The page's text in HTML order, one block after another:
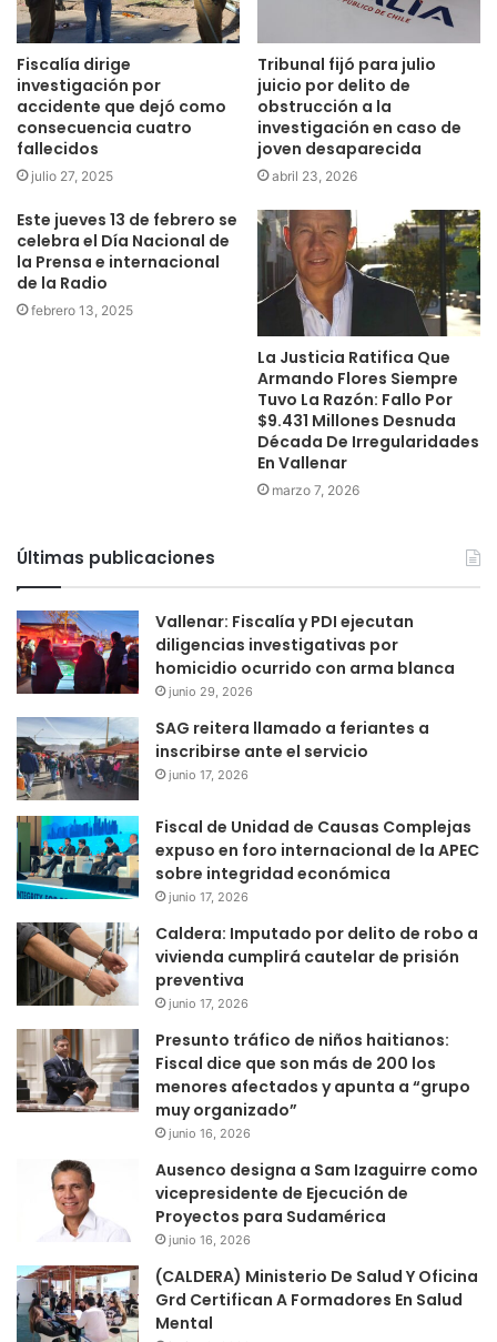
Fiscalía dirige
investigación por
accidente que dejó como
consecuencia cuatro
fallecidos
julio 27, 2025
Tribunal fijó para julio
juicio por delito de
obstrucción a la
investigación en caso de
joven desaparecida
abril 23, 2026
Este jueves 13 de febrero se
celebra el Día Nacional de
la Prensa e internacional
de la Radio
febrero 13, 2025
La Justicia Ratifica Que
Armando Flores Siempre
Tuvo La Razón: Fallo Por
$9.431 Millones Desnuda
Década De Irregularidades
En Vallenar
marzo 7, 2026
Últimas publicaciones
Vallenar: Fiscalía y PDI ejecutan
diligencias investigativas por
homicidio ocurrido con arma blanca
junio 29, 2026
SAG reitera llamado a feriantes a
inscribirse ante el servicio
junio 17, 2026
Fiscal de Unidad de Causas Complejas
expuso en foro internacional de la APEC
sobre integridad económica
junio 17, 2026
Caldera: Imputado por delito de robo a
vivienda cumplirá cautelar de prisión
preventiva
junio 17, 2026
Presunto tráfico de niños haitianos:
Fiscal dice que son más de 200 los
menores afectados y apunta a “grupo
muy organizado”
junio 16, 2026
Ausenco designa a Sam Izaguirre como
vicepresidente de Ejecución de
Proyectos para Sudamérica
junio 16, 2026
(CALDERA) Ministerio De Salud Y Oficina
Grd Certifican A Formadores En Salud
Mental